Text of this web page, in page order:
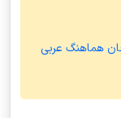
هماهنگ عربی